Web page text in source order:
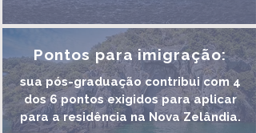
Pontos para imigração:
sua pós-graduação contribui com 4
dos 6 pontos exigidos para aplicar
para a residência na Nova Zelândia.